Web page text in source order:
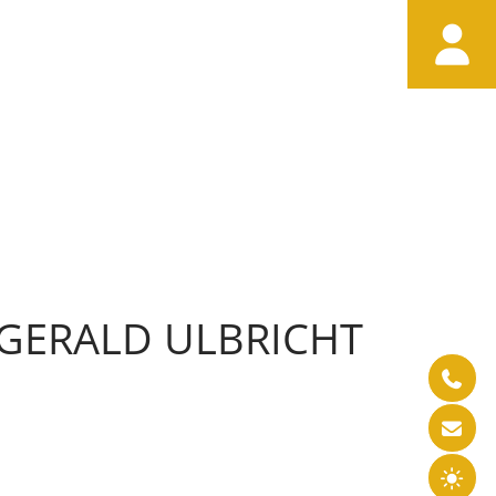

ULBRICHT


